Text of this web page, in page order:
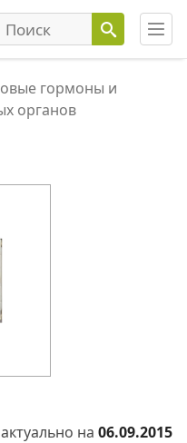
гормоны и
органов
на 06.09.2015